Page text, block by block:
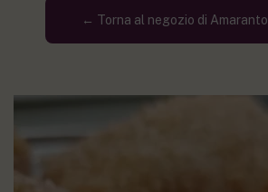
← Torna al negozio di Amaranto